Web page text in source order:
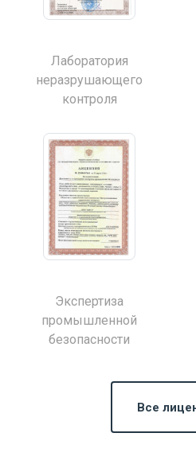
Лаборатория
неразрушающего
контроля
Экспертиза
промышленной
безопасности
Все